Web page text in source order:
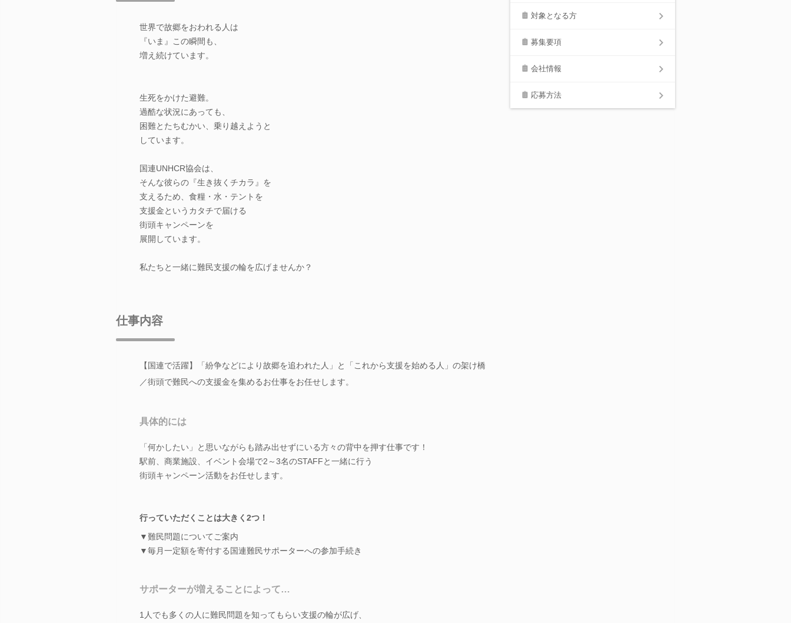
世界で故郷をおわれる人は
『いま』この瞬間も、
増え続けています。
生死をかけた避難。
過酷な状況にあっても、
困難とたちむかい、乗り越えようと
しています。
国連UNHCR協会は、
そんな彼らの『生き抜くチカラ』を
支えるため、食糧・水・テントを
支援金というカタチで届ける
街頭キャンペーンを
展開しています。
私たちと一緒に難民支援の輪を広げませんか？
仕事内容
【国連で活躍】「紛争などにより故郷を追われた人」と「これから支援を始める人」の架け橋
／街頭で難民への支援金を集めるお仕事をお任せします。
具体的には
「何かしたい」と思いながらも踏み出せずにいる方々の背中を押す仕事です！
駅前、商業施設、イベント会場で2～3名のSTAFFと一緒に行う
街頭キャンペーン活動をお任せします。
行っていただくことは大きく2つ！
▼難民問題についてご案内
▼毎月一定額を寄付する国連難民サポーターへの参加手続き
サポーターが増えることによって…
1人でも多くの人に難民問題を知ってもらい支援の輪が広げ、
対象となる方
募集要項
会社情報
応募方法